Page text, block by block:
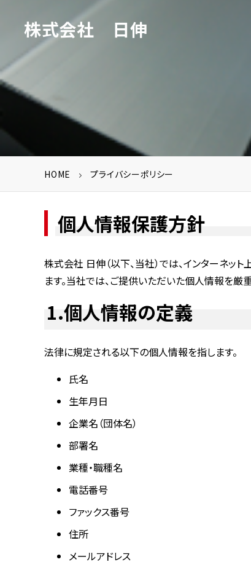
株式会社 日伸
HOME プライバシーポリシー
個人情報保護方針
株式会社 日伸（以下、当社）では、インターネ
ます。当社では、ご提供いただいた個人情報を
1.個人情報の定義
法律に規定される以下の個人情報を指します。
氏名
生年月日
企業名（団体名）
部署名
業種・職種名
電話番号
ファックス番号
住所
メールアドレス